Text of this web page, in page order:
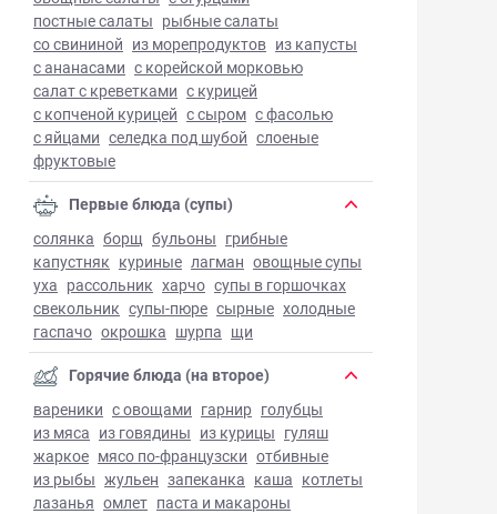
постные салаты рыбные салаты
со свининой из морепродуктов из капусты
с ананасами с корейской морковью
салат с креветками с курицей
с копченой курицей с сыром с фасолью
с яйцами селедка под шубой слоеные
фруктовые
Первые блюда (супы)
солянка борщ бульоны грибные
капустняк куриные лагман овощные супы
уха рассольник харчо супы в горшочках
свекольник супы-пюре сырные холодные
гаспачо окрошка шурпа щи
Горячие блюда (на второе)
вареники с овощами гарнир голубцы
из мяса из говядины из курицы гуляш
жаркое мясо по-французски отбивные
из рыбы жульен запеканка каша котлеты
лазанья омлет паста и макароны